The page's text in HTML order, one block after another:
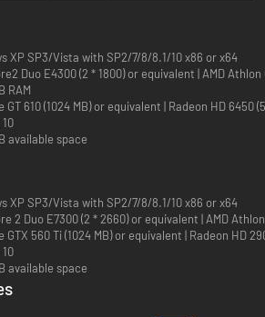
XP SP3/Vista with SP2/7/8/8.1/10 x86 or x64
Duo E4300 (2 * 1800) or equivalent | AMD
RAM
GT 610 (1024 MB) or equivalent | Radeon HD 6450
available space
XP SP3/Vista with SP2/7/8/8.1/10 x86 or x64
2 Duo E7300 (2 * 2660) or equivalent | AMD
GTX 560 Ti (1024 MB) or equivalent | Radeon HD
available space